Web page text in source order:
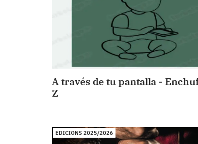
A través de tu pantalla -
Z
EDICIONS 2025/2026